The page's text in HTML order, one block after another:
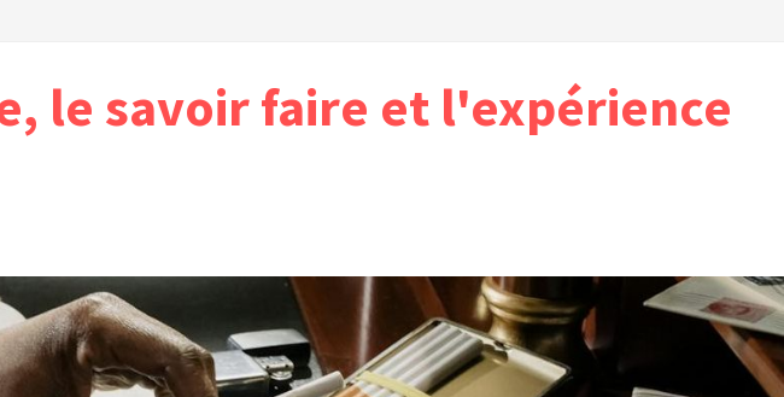
le savoir faire et l'expérience